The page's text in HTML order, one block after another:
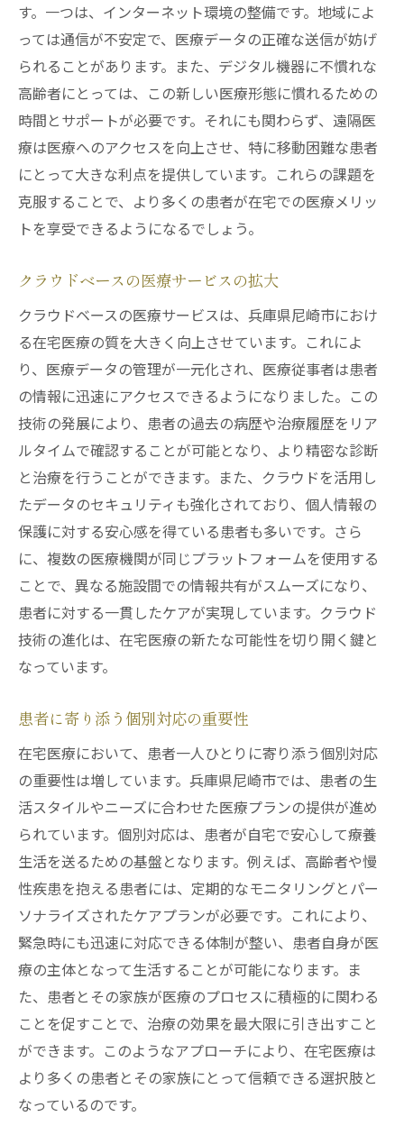
す。一つは、インターネット環境の整備です。地域によ
っては通信が不安定で、医療データの正確な送信が妨げ
られることがあります。また、デジタル機器に不慣れな
高齢者にとっては、この新しい医療形態に慣れるための
時間とサポートが必要です。それにも関わらず、遠隔医
療は医療へのアクセスを向上させ、特に移動困難な患者
にとって大きな利点を提供しています。これらの課題を
克服することで、より多くの患者が在宅での医療メリッ
トを享受できるようになるでしょう。
クラウドベースの医療サービスの拡大
クラウドベースの医療サービスは、兵庫県尼崎市におけ
る在宅医療の質を大きく向上させています。これによ
り、医療データの管理が一元化され、医療従事者は患者
の情報に迅速にアクセスできるようになりました。この
技術の発展により、患者の過去の病歴や治療履歴をリア
ルタイムで確認することが可能となり、より精密な診断
と治療を行うことができます。また、クラウドを活用し
たデータのセキュリティも強化されており、個人情報の
保護に対する安心感を得ている患者も多いです。さら
に、複数の医療機関が同じプラットフォームを使用する
ことで、異なる施設間での情報共有がスムーズになり、
患者に対する一貫したケアが実現しています。クラウド
技術の進化は、在宅医療の新たな可能性を切り開く鍵と
なっています。
患者に寄り添う個別対応の重要性
在宅医療において、患者一人ひとりに寄り添う個別対応
の重要性は増しています。兵庫県尼崎市では、患者の生
活スタイルやニーズに合わせた医療プランの提供が進め
られています。個別対応は、患者が自宅で安心して療養
生活を送るための基盤となります。例えば、高齢者や慢
性疾患を抱える患者には、定期的なモニタリングとパー
ソナライズされたケアプランが必要です。これにより、
緊急時にも迅速に対応できる体制が整い、患者自身が医
療の主体となって生活することが可能になります。ま
た、患者とその家族が医療のプロセスに積極的に関わる
ことを促すことで、治療の効果を最大限に引き出すこと
ができます。このようなアプローチにより、在宅医療は
より多くの患者とその家族にとって信頼できる選択肢と
なっているのです。